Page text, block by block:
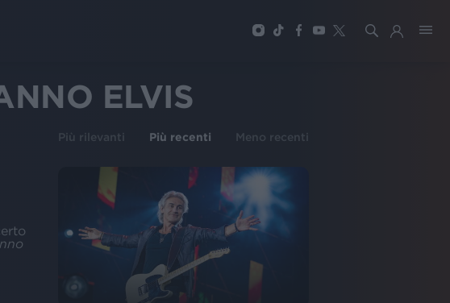
ELVIS
Più rilevanti Più recenti Meno recenti